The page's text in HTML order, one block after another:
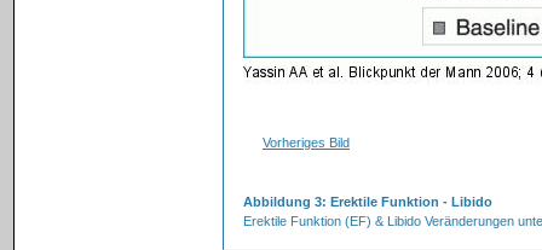
Vorheriges Bild
Abbildung 3: Erektile Funktion - Libido
Erektile Funktion (EF) & Libido Veränderungen